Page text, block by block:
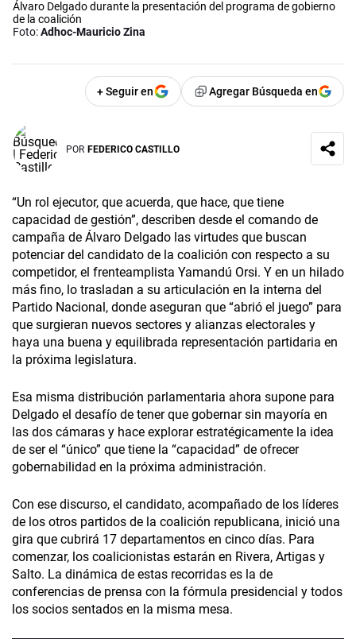
Álvaro Delgado durante la presentación del programa de gobierno
de la coalición
Foto:Adhoc-Mauricio Zina
+ Seguir en Agregar Búsqueda en
POR FEDERICO CASTILLO
“Un rol ejecutor, que acuerda, que hace, que tiene
capacidad de gestión”, describen desde el comando de
campaña de Álvaro Delgado las virtudes que buscan
potenciar del candidato de la coalición con respecto a su
competidor, el frenteamplista Yamandú Orsi. Y en un hilado
más fino, lo trasladan a su articulación en la interna del
Partido Nacional, donde aseguran que “abrió el juego” para
que surgieran nuevos sectores y alianzas electorales y
haya una buena y equilibrada representación partidaria en
la próxima legislatura.
Esa misma distribución parlamentaria ahora supone para
Delgado el desafío de tener que gobernar sin mayoría en
las dos cámaras y hace explorar estratégicamente la idea
de ser el “único” que tiene la “capacidad” de ofrecer
gobernabilidad en la próxima administración.
Con ese discurso, el candidato, acompañado de los líderes
de los otros partidos de la coalición republicana, inició una
gira que cubrirá 17 departamentos en cinco días. Para
comenzar, los coalicionistas estarán en Rivera, Artigas y
Salto. La dinámica de estas recorridas es la de
conferencias de prensa con la fórmula presidencial y todos
los socios sentados en la misma mesa.